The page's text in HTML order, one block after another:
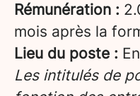
Rémunération :
mois après la
Lieu du poste :
Les intitulés de